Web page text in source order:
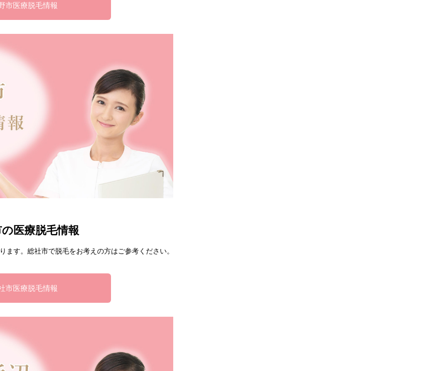
市医療脱毛情報
医療脱毛情報
ます。総社市で脱毛をお考えの方はご参考ください。
市医療脱毛情報